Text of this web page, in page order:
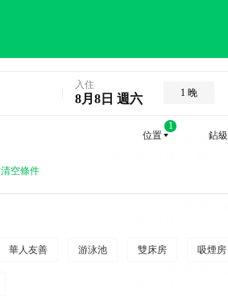
入住
8月8日 週六 1 晚
位置
1
鉆級
清空條件
華人友善 游泳池 雙床房 吸煙房